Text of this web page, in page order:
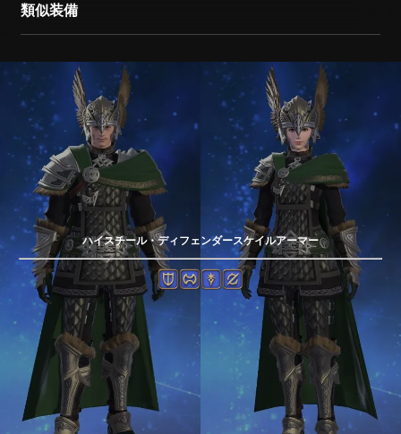
類似装備
ハイスチール・ディフェンダースケイルアーマー